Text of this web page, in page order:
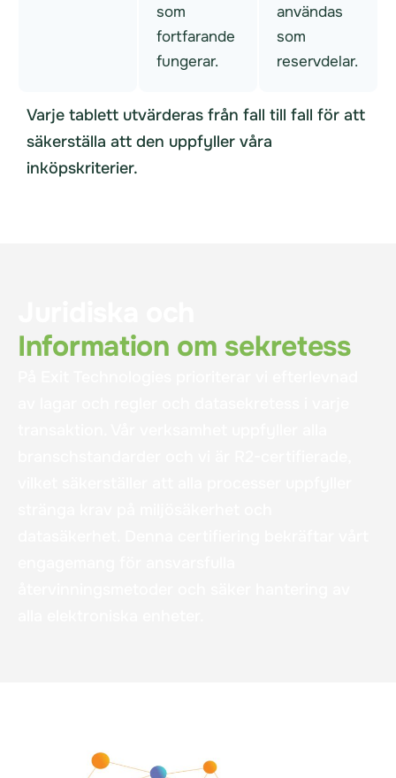
som
fortfarande
fungerar.
användas
som
reservdelar.
Varje tablett utvärderas från fall till fall för att
säkerställa att den uppfyller våra
inköpskriterier.
Information om sekretess